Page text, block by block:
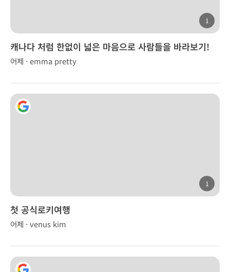
1
캐나다 처럼 한없이 넓은 마음으로 사람들을 바라보기!
어제 · emma pretty
1
첫 공식로키여행
어제 · venus kim